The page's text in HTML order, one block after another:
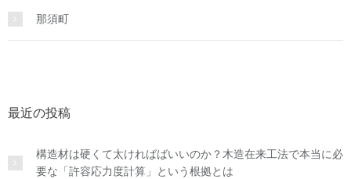
那須町
最近の投稿
構造材は硬くて太ければばいいのか？木造在来工法で本当に必
要な「許容応力度計算」という根拠とは